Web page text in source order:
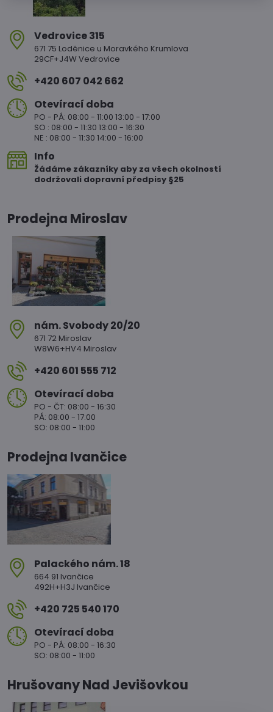
Vedrovice 315
671 75 Loděnice u Moravkého Krumlova
29CF+J4W Vedrovice
+420 607 042 662
Otevírací doba
PO - PÁ: 08:00 - 11:00 13:00 - 17:00
SO : 08:00 - 11:30 13:00 - 16:30
NE : 08:00 - 11:30 14:00 - 16:00
Info
Žádáme zákazníky aby za všech okolností
dodržovali dopravní předpisy §25
Prodejna Miroslav
nám​. Svobody 20/20
671 72 Miroslav
W8W6+HV4 Miroslav
+420 601 555 712
Otevírací doba
PO - ČT: 08:00 - 16:30
PÁ: 08:00 - 17:00
SO: 08:00 - 11:00
Prodejna Ivančice
Palackého nám​. 18
664 91 Ivančice
492H+H3J Ivančice
+420 725 540 170
Otevírací doba
PO - PÁ: 08:00 - 16:30
SO: 08:00 - 11:00
Hrušovany Nad Jevišovkou